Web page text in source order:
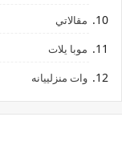
مقالاتي
موبا يلات
وات منزلييانه